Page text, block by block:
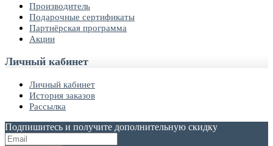
Производитель
Подарочные сертификаты
Партнёрская программа
Акции
Личный кабинет
Личный кабинет
История заказов
Рассылка
Подпишитесь и получите дополнительную скидку